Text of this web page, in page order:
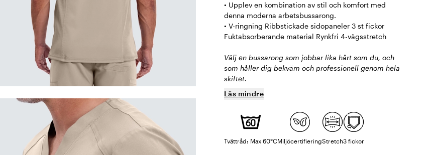
• Upplev en kombination av stil och komfort med
denna moderna arbetsbussarong.
• V-ringning Ribbstickade sidopaneler 3 st fickor
Fuktabsorberande material Rynkfri 4-vägsstretch
Välj en bussarong som jobbar lika hårt som du, och
som håller dig bekväm och professionell genom hela
skiftet.
Läs mindre
Tvättråd: Max 60°CMiljöcertifieringStretch3 fickor